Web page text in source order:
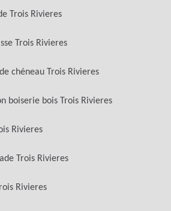
Trois Rivieres
Trois Rivieres
chéneau Trois Rivieres
boiserie bois Trois Rivieres
Rivieres
Trois Rivieres
Rivieres